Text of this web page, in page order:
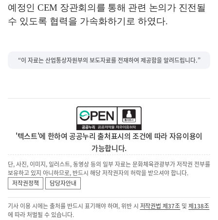
예정인 CEM 장관회의를 통해 관련 논의가 진전될
수 있도록 협력을 가속화하기로 하였다.
“이 자료는 산업통상자원부의 보도자료를 전재하여 제공함을 알려드립니다.”
'텍스트'에 한하여 공공누리 출처표시의 조건에 따라 자유이용이
가능합니다.
단, 사진, 이미지, 일러스트, 동영상 등의 일부 자료는 문화체육관광부가 저작권 전부를
보유하고 있지 아니하므로, 반드시 해당 저작권자의 허락을 받으셔야 합니다.
저작권정책
담당자안내
기사 이용 시에는 출처를 반드시 표기해야 하며, 위반 시 저작권법 제37조 및제138조
에 따라 처벌될 수 있습니다.